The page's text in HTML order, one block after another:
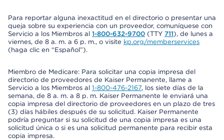
Para reportar alguna inexactitud en el directorio o presentar una
queja sobre su experiencia con un proveedor, comuníquese con
Servicio a los Miembros al 1-800-632-9700 (TTY 711), de lunes a
viernes, de 8 a. m. a 6 p. m., o visite kp.org/memberservices
(haga clic en “Español”).
Miembro de Medicare: Para solicitar una copia impresa del
directorio de proveedores de Kaiser Permanente, llame a
Servicio a los Miembros al 1-800-476-2167, los siete días de la
semana, de 8 a. m. a 8 p. m. Kaiser Permanente le enviará una
copia impresa del directorio de proveedores en un plazo de tres
(3) días hábiles después de su solicitud. Kaiser Permanente
podría preguntar si su solicitud de una copia impresa es una
solicitud única o si es una solicitud permanente para recibir esta
copia impresa.